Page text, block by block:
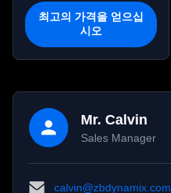
freedom 7 Nominal Payload
3kg Peak payload 5kg
Nominal Voltage 48 V Peak
Rating IP20 Material
Aluminum alloy,Engineering
Plastics ...
최고의 가격을 얻으십
시오
Mr. Calvin
Sales Manager
calvin@zbdynamix.com